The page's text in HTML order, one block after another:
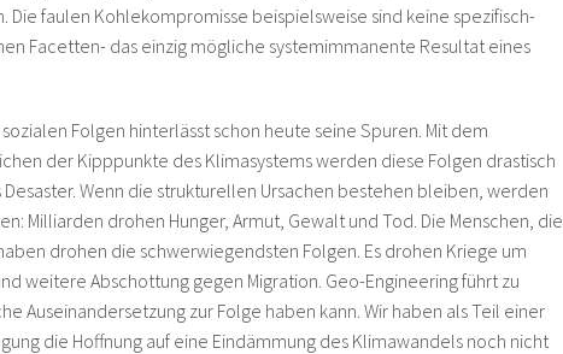
faulen Kohlekompromisse beispielsweise sind keine spezifisch-
Facetten- das einzig mögliche systemimmanente Resultat eines
Folgen hinterlässt schon heute seine Spuren. Mit dem
der Kipppunkte des Klimasystems werden diese Folgen drastisch
Wenn die strukturellen Ursachen bestehen bleiben, werden
Milliarden drohen Hunger, Armut, Gewalt und Tod. Die Menschen, die
drohen die schwerwiegendsten Folgen. Es drohen Kriege um
weitere Abschottung gegen Migration. Geo-Engineering führt zu
Auseinandersetzung zur Folge haben kann. Wir haben als Teil einer
die Hoffnung auf eine Eindämmung des Klimawandels noch nicht